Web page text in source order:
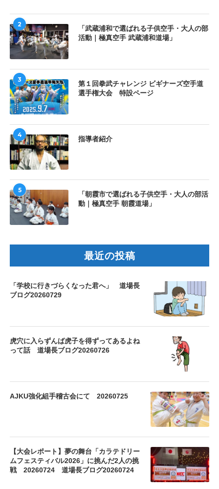
2
「武蔵浦和で選ばれる子供空手・大人の部
活動｜極真空手 武蔵浦和道場」
3
第１回拳武チャレンジ ビギナーズ空手道
選手権大会 特設ページ
4
指導者紹介
5
「朝霞市で選ばれる子供空手・大人の部活
動｜極真空手 朝霞道場」
最近の投稿
「学校に行きづらくなった君へ」 道場長
ブログ20260729
虎穴に入らずんば虎子を得ずってあるよね
って話 道場長ブログ20260726
AJKU強化組手稽古会にて 20260725
【大会レポート】夢の舞台「カラテドリー
ムフェスティバル2026」に挑んだ2人の挑
戦 20260724 道場長ブログ20260724